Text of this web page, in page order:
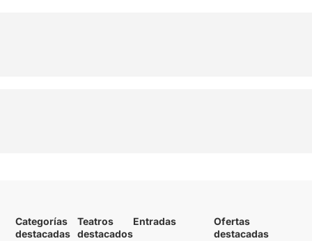
Categorías
destacadas
Teatros
destacados
Entradas
Ofertas
destacadas